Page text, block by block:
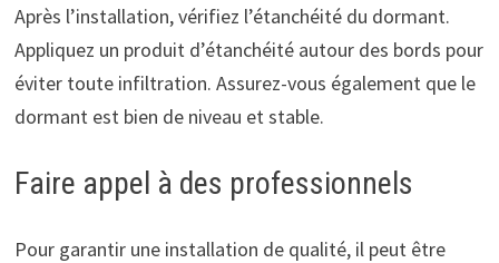
Après l’installation, vérifiez l’étanchéité du dormant.
Appliquez un produit d’étanchéité autour des bords pour
éviter toute infiltration. Assurez-vous également que le
dormant est bien de niveau et stable.
Faire appel à des professionnels
Pour garantir une installation de qualité, il peut être